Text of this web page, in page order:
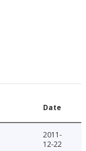
Date
2011-
12-22